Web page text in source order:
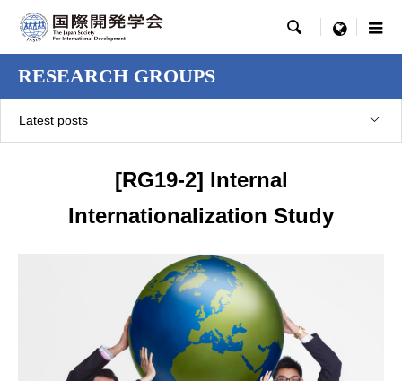
 menu
RESEARCH GROUPS
Latest posts
[RG19-2] Internal
Internationalization Study